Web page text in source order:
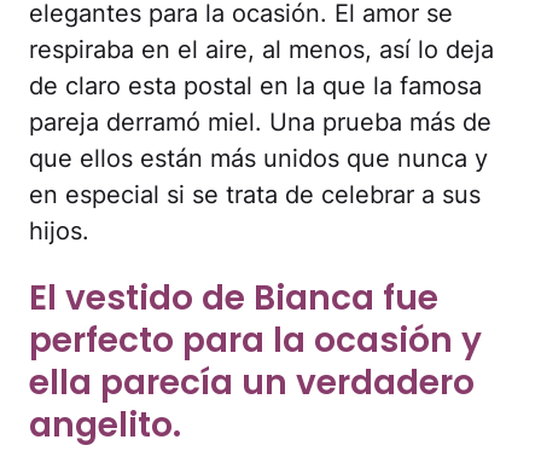
elegantes para la ocasión. El amor se
respiraba en el aire, al menos, así lo deja
de claro esta postal en la que la famosa
pareja derramó miel. Una prueba más de
que ellos están más unidos que nunca y
en especial si se trata de celebrar a sus
hijos.
El vestido de Bianca fue
perfecto para la ocasión y
ella parecía un verdadero
angelito.